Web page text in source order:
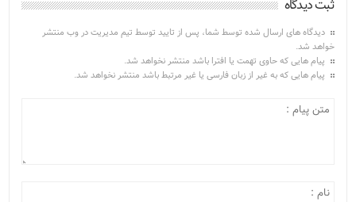
ثبت دیدگاه
دیدگاه های ارسال شده توسط شما، پس از تایید توسط تیم مدیریت در وب منتشر
خواهد شد.
پیام هایی که حاوی تهمت یا افترا باشد منتشر نخواهد شد.
پیام هایی که به غیر از زبان فارسی یا غیر مرتبط باشد منتشر نخواهد شد.